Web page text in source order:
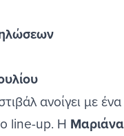
ανοίγει με
line-up. Η Μαριάνα